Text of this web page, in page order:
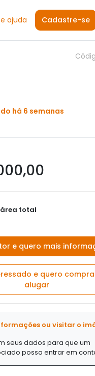
ajuda Cadastre-se
há 6 semanas
área total
e quero mais
e quero
alugar
ou visitar o
seus dados para que um
possa entrar em